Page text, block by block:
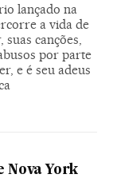
lançado na
a vida de
canções,
por parte
e é seu adeus
Nova York